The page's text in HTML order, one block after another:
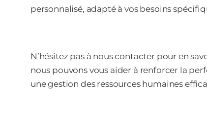
personnalisé, adapté à vos besoins
N’hésitez pas à nous contacter pour en
nous pouvons vous aider à renforcer la
une gestion des ressources humaines